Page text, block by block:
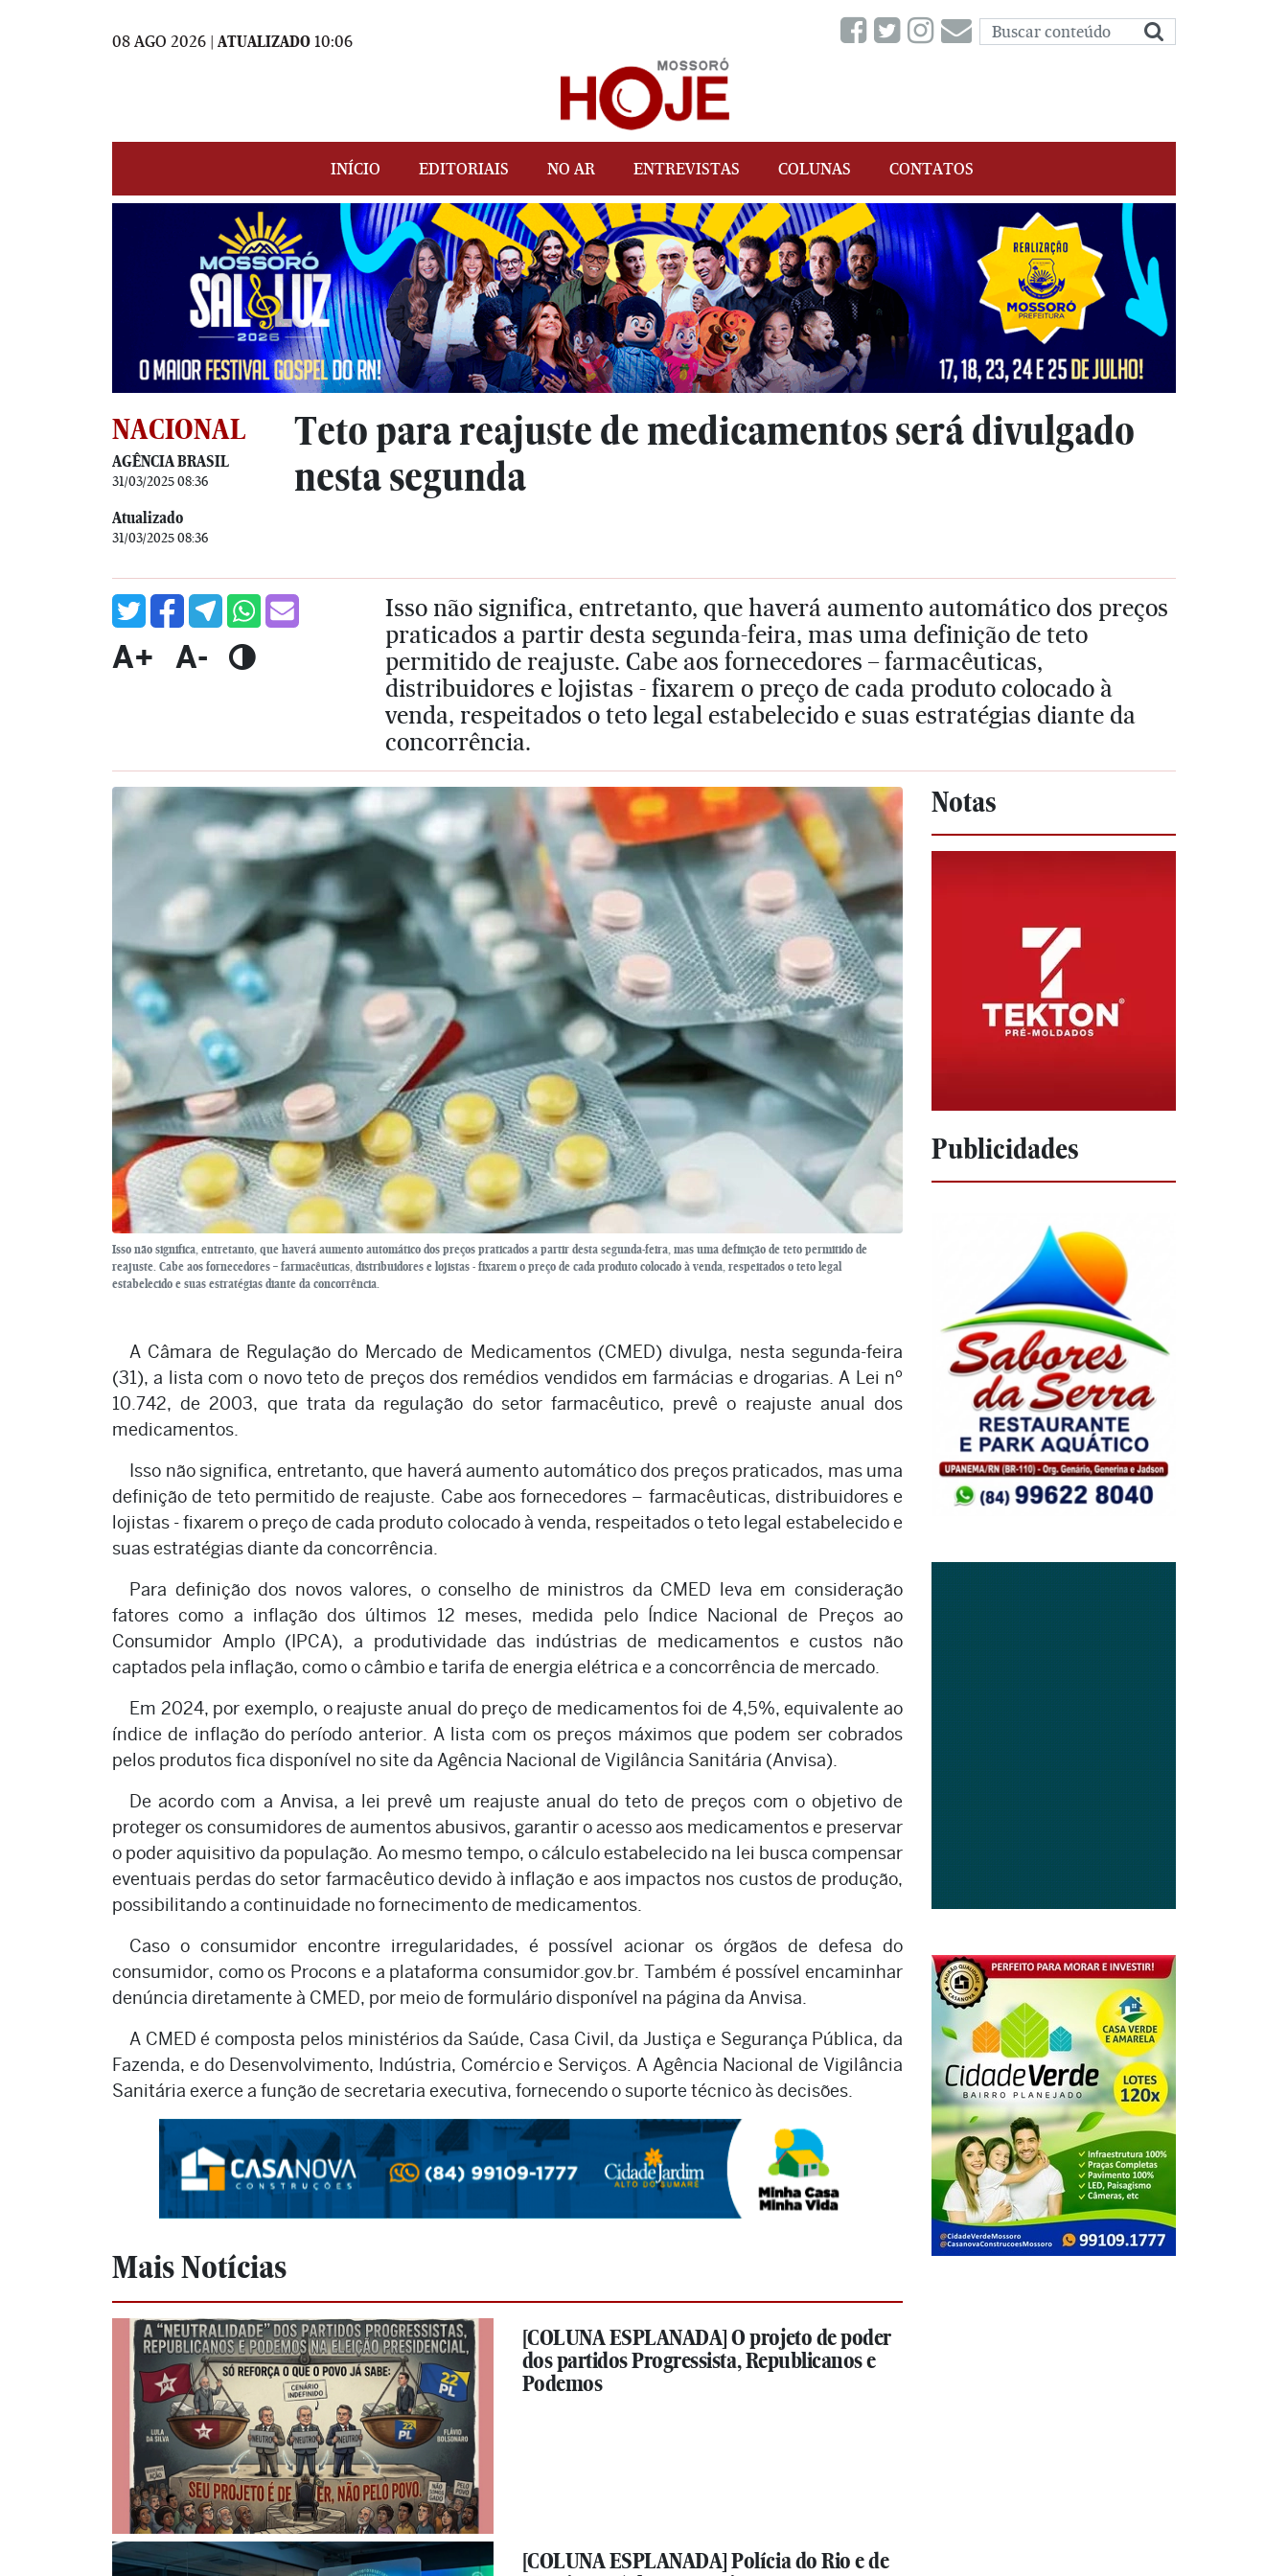
08 AGO 2026 | ATUALIZADO 10:06
INÍCIO EDITORIAIS NO AR ENTREVISTAS COLUNAS CONTATOS
NACIONAL
AGÊNCIA BRASIL
31/03/2025 08:36
Atualizado
31/03/2025 08:36
Teto para reajuste de medicamentos será divulgado
nesta segunda
A+ A-
Isso não significa, entretanto, que haverá aumento automático dos preços
praticados a partir desta segunda-feira, mas uma definição de teto
permitido de reajuste. Cabe aos fornecedores – farmacêuticas,
distribuidores e lojistas - fixarem o preço de cada produto colocado à
venda, respeitados o teto legal estabelecido e suas estratégias diante da
concorrência.
Isso não significa, entretanto, que haverá aumento automático dos preços praticados a partir desta segunda-feira, mas uma definição de teto permitido de
reajuste. Cabe aos fornecedores – farmacêuticas, distribuidores e lojistas - fixarem o preço de cada produto colocado à venda, respeitados o teto legal
estabelecido e suas estratégias diante da concorrência.
A Câmara de Regulação do Mercado de Medicamentos (CMED) divulga, nesta segunda-feira
(31), a lista com o novo teto de preços dos remédios vendidos em farmácias e drogarias. A Lei nº
10.742, de 2003, que trata da regulação do setor farmacêutico, prevê o reajuste anual dos
medicamentos.
Isso não significa, entretanto, que haverá aumento automático dos preços praticados, mas uma
definição de teto permitido de reajuste. Cabe aos fornecedores – farmacêuticas, distribuidores e
lojistas - fixarem o preço de cada produto colocado à venda, respeitados o teto legal estabelecido e
suas estratégias diante da concorrência.
Para definição dos novos valores, o conselho de ministros da CMED leva em consideração
fatores como a inflação dos últimos 12 meses, medida pelo Índice Nacional de Preços ao
Consumidor Amplo (IPCA), a produtividade das indústrias de medicamentos e custos não
captados pela inflação, como o câmbio e tarifa de energia elétrica e a concorrência de mercado.
Em 2024, por exemplo, o reajuste anual do preço de medicamentos foi de 4,5%, equivalente ao
índice de inflação do período anterior. A lista com os preços máximos que podem ser cobrados
pelos produtos fica disponível no site da Agência Nacional de Vigilância Sanitária (Anvisa).
De acordo com a Anvisa, a lei prevê um reajuste anual do teto de preços com o objetivo de
proteger os consumidores de aumentos abusivos, garantir o acesso aos medicamentos e preservar
o poder aquisitivo da população. Ao mesmo tempo, o cálculo estabelecido na lei busca compensar
eventuais perdas do setor farmacêutico devido à inflação e aos impactos nos custos de produção,
possibilitando a continuidade no fornecimento de medicamentos.
Caso o consumidor encontre irregularidades, é possível acionar os órgãos de defesa do
consumidor, como os Procons e a plataforma consumidor.gov.br. Também é possível encaminhar
denúncia diretamente à CMED, por meio de formulário disponível na página da Anvisa.
A CMED é composta pelos ministérios da Saúde, Casa Civil, da Justiça e Segurança Pública, da
Fazenda, e do Desenvolvimento, Indústria, Comércio e Serviços. A Agência Nacional de Vigilância
Sanitária exerce a função de secretaria executiva, fornecendo o suporte técnico às decisões.
Mais Notícias
[COLUNA ESPLANADA] O projeto de poder
dos partidos Progressista, Republicanos e
Podemos
[COLUNA ESPLANADA] Polícia do Rio e de
Notas
Publicidades